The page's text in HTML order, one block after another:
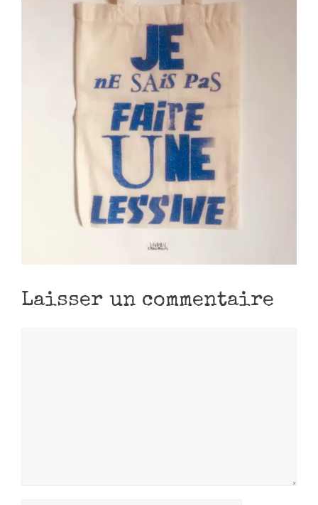
Laisser un commentaire